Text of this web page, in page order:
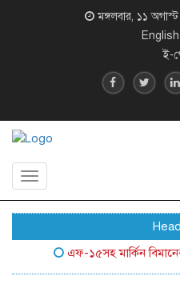
মঙ্গলবার, ১১
ই-
Toggle
এফ-১৫সহ মার্কিন বিমানের